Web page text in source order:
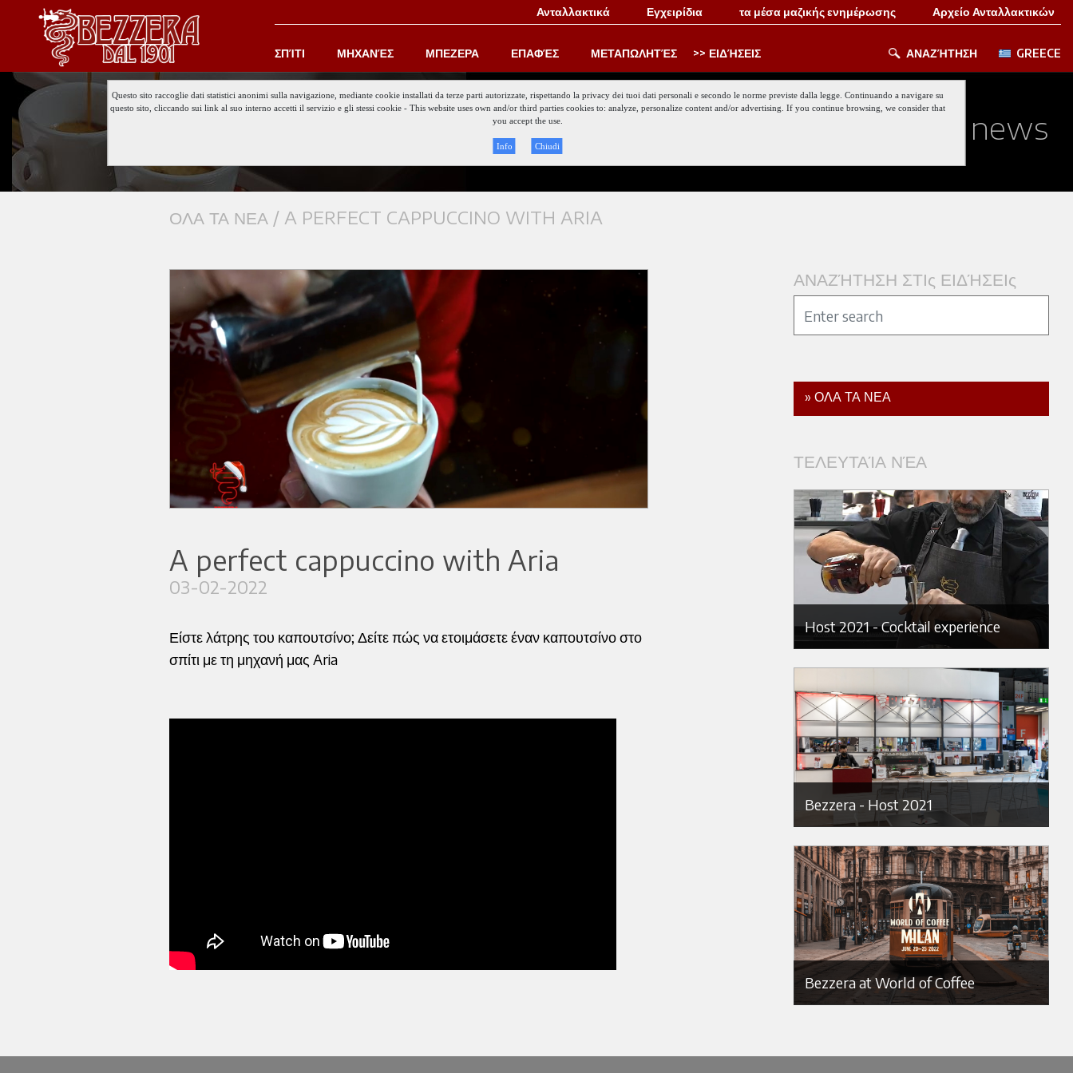
Αρχείο Ανταλλακτικών
τα μέσα μαζικής ενημέρωσης
Εγχειρίδια
Ανταλλακτικά
ΣΠΊΤΙ ΜΗΧΑΝΈΣ ΜΠΕΖΕΡΑ ΕΠΑΦΈΣ ΜΕΤΑΠΩΛΗΤΈΣ ΕΙΔΉΣΕΙΣ ΑΝΑΖΉΤΗΣΗ GREECE
Questo sito raccoglie dati statistici anonimi sulla navigazione, mediante cookie installati da terze parti autorizzate, rispettando la privacy dei tuoi dati personali e secondo le norme previste dalla legge. Continuando a navigare su
questo sito, cliccando sui link al suo interno accetti il servizio e gli stessi cookie - This website uses own and/or third parties cookies to: analyze, personalize content and/or advertising. If you continue browsing, we consider that
you accept the use.
Info ChiudiKeep updated about our last news
ΟΛΑ ΤΑ ΝΕΑ / A PERFECT CAPPUCCINO WITH ARIA
A perfect cappuccino with Aria
03-02-2022
Είστε λάτρης του καπουτσίνο; Δείτε πώς να ετοιμάσετε έναν καπουτσίνο στο
σπίτι με τη μηχανή μας Aria
ΑΝΑΖΉΤΗΣΗ ΣΤΙς ΕΙΔΉΣΕΙς
» ΟΛΑ ΤΑ ΝΕΑ
ΤΕΛΕΥΤΑΊΑ ΝΈΑ
Host 2021 - Cocktail experience
Bezzera - Host 2021
Bezzera at World of Coffee